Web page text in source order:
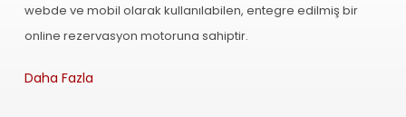
webde ve mobil olarak kullanılabilen, entegre edilmiş bir
online rezervasyon motoruna sahiptir.
Daha Fazla